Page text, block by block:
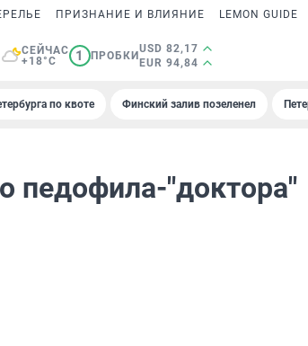
ПРИЗНАНИЕ И ВЛИЯНИЕ LEMON GUIDE
СЕЙЧАС
+18°C
1 ПРОБКИ
USD 82,17
EUR 94,84
по квоте Финский залив позеленел
педофила-"доктора"